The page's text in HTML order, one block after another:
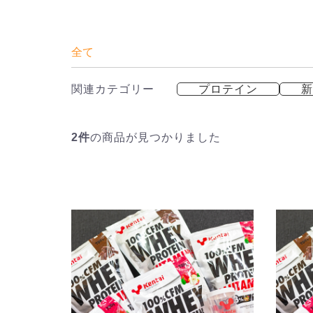
全て
関連カテゴリー プロテイン
2件の商品が見つかりました